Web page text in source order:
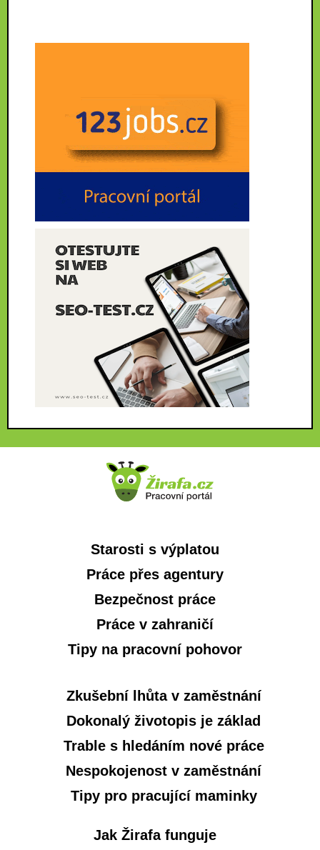
Starosti s výplatou
Práce přes agentury
Bezpečnost práce
Práce v zahraničí
Tipy na pracovní pohovor
Zkušební lhůta v zaměstnání
Dokonalý životopis je základ
Trable s hledáním nové práce
Nespokojenost v zaměstnání
Tipy pro pracující maminky
Jak Žirafa funguje